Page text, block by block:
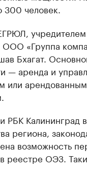
300 человек.
«Группа
Бхагат.
— аренда и
или
РБК Калининград
региона,
возможность
реестре ОЭЗ.